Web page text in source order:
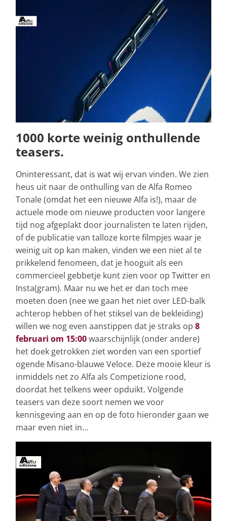
1000 korte weinig onthullende
teasers.
Oninteressant, dat is wat wij ervan vinden. We zien
heus uit naar de onthulling van de Alfa Romeo
Tonale (omdat het een nieuwe Alfa is!), maar de
actuele mode om nieuwe producten voor langere
tijd nog afgeplakt door journalisten te laten rijden,
of de publicatie van talloze korte filmpjes waar je
weinig uit op kan maken, vinden we een niet al te
prikkelend fenomeen, dat je hooguit als een
commercieel gebbetje kunt zien voor op Twitter en
Insta(gram). Maar nu we het er dan toch mee
moeten doen (nee we gaan het niet over LED-balk
achterop hebben of het stiksel van de bekleiding)
willen we nog even aanstippen dat je straks op 8
februari om 15:00waarschijnlijk (onder andere)
het doek getrokken ziet worden van een sportief
ogende Misano-blauwe Veloce. Deze mooie kleur is
inmiddels net zo Alfa als Competizione rood,
doordat het telkens weer opduikt. Volgende
teasers van deze soort nemen we voor
kennisgeving aan en op de foto hieronder gaan we
maar even niet in…